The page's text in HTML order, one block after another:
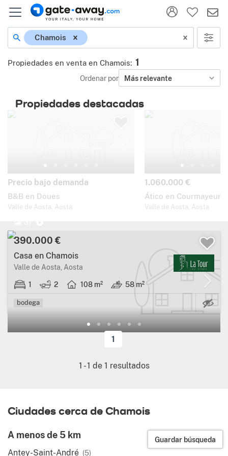
Chamois
Propiedades en venta en Chamois: 1
Ordenar por Más relevante
Propiedades destacadas
Precio bajo demanda
B&B en Doues
Valle de Aosta, Aosta
1.060.000 €
Ático en Courmayeur
Valle de Aosta, Aosta
390.000 €
Casa en Chamois
Valle de Aosta, Aosta
1 2 108 m² 58 m²
bodega
1
1 -1 de 1 resultados
Ciudades cerca de Chamois
A menos de 5 km
Antey-Saint-André (5)
Guardar búsqueda